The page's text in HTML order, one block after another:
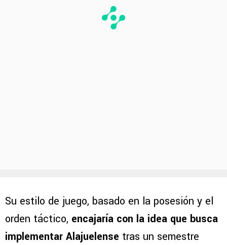
Su estilo de juego, basado en la posesión y el
orden táctico, encajaría con la idea que busca
implementar Alajuelense tras un semestre